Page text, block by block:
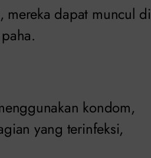
dapat muncul di
kondom,
yang terinfeksi,